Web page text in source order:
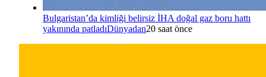
Bulgaristan’da kimliği belirsiz İHA doğal gaz boru hattı
yakınında patladıDünyadan20 saat önce